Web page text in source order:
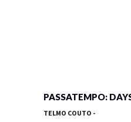
PASSATEMPO:
TELMO COUTO -